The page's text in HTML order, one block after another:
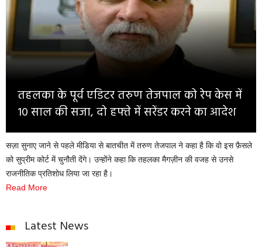
Health & Lifestyle
Home
तहलका के पूर्व एडिटर तरुण तेजपाल को रेप केस में
10 साल की सजा, दो हफ्ते में सरेंडर करने का आदेश
सज़ा सुनाए जाने से पहले मीडिया से बातचीत में तरुण तेजपाल ने कहा है कि वो इस फ़ैसले
को सुप्रीम कोर्ट में चुनौती देंगे। उन्होंने कहा कि तहलका मैगज़ीन की वजह से उनसे
राजनीतिक प्रतिशोध लिया जा रहा है।
Read More
Latest News